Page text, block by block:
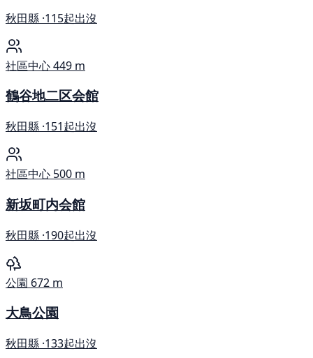
秋田縣 ·115起出沒
社區中心449 m
鶴谷地二区会館
秋田縣 ·151起出沒
社區中心 500 m
新坂町内会館
秋田縣 ·190起出沒
公園 672 m
大鳥公園
秋田縣 ·133起出沒